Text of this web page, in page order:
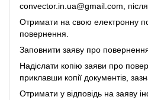
convector.in.ua@gmail.com,
Отримати на свою електронну
повернення.
Заповнити заяву про
Надіслати копію заяви про
приклавши копії документів,
Отримати у відповідь на заяву